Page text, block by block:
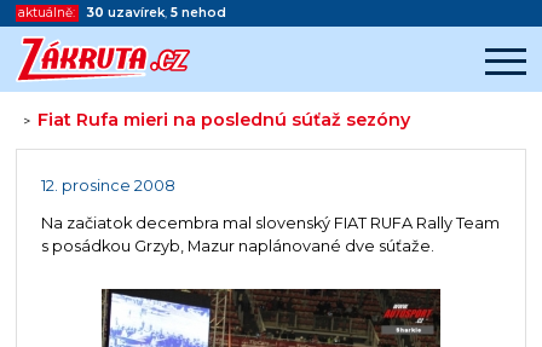
aktuálně: 30 uzavírek, 5 nehod
> Fiat Rufa mieri na poslednú súťaž sezóny
Začátek reklamy
12. prosince 2008
Na začiatok decembra mal slovenský FIAT RUFA Rally Team
s posádkou Grzyb, Mazur naplánované dve súťaže.